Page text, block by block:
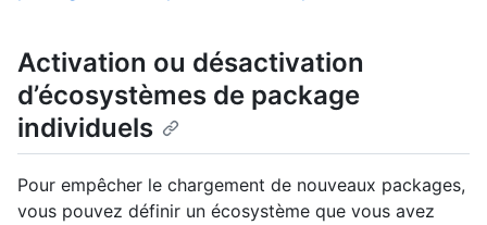
Activation ou désactivation
d’écosystèmes de package
individuels
Pour empêcher le chargement de nouveaux packages,
vous pouvez définir un écosystème que vous avez